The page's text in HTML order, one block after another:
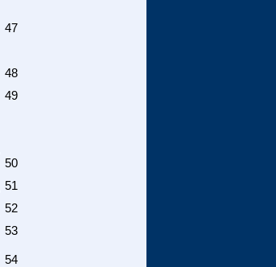
47
48
49
50
51
52
53
54